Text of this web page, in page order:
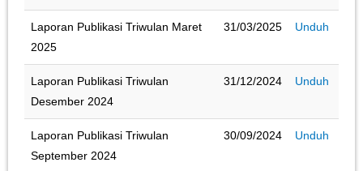
Laporan Publikasi Triwulan Maret
2025
31/03/2025 Unduh
Laporan Publikasi Triwulan
Desember 2024
31/12/2024 Unduh
Laporan Publikasi Triwulan
September 2024
30/09/2024 Unduh